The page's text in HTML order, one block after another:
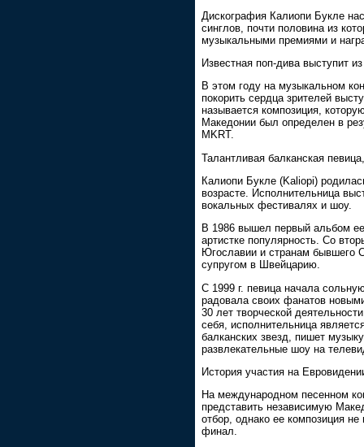
Дискография Калиопи Букле
синглов, почти половина из
музыкальными премиями и
Известная поп-дива выступит
В этом году на музыкальном
покорить сердца зрителей
называется композиция,
Македонии был определен в
MKRT.
Талантливая балканская
Калиопи Букле (Kaliopi)
возрасте. Исполнительница
вокальных фестивалях и шоу.
В 1986 вышел первый альбом
артистке популярность. Со
Югославии и странам бывшего
супругом в Швейцарию.
С 1999 г. певица начала
радовала своих фанатов
30 лет творческой
себя, исполнительница
балканских звезд, пишет
развлекательные шоу на
История участия на
На международном песенном
представить независимую
отбор, однако ее композиция
финал.